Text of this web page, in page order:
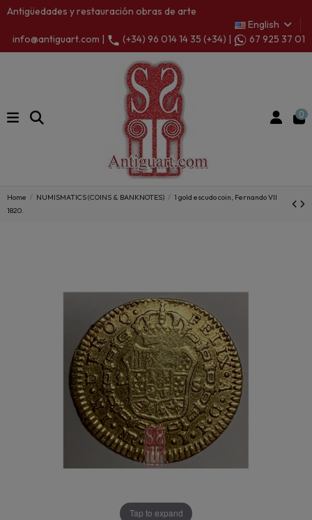
Antigüedades y restauración obras de arte
English
info@antiguart.com |
(+34) 96 014 14 35 (+34) | 67 925 37 01
0
Home NUMISMATICS (COINS & BANKNOTES)
1 gold escudo coin, Fernando VII
1820.
Tap to expand